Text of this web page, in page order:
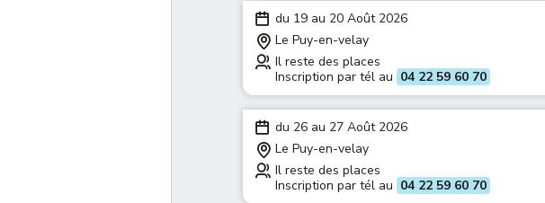
du 19 au 20 Août 2026
Le Puy-en-velay
Il reste des places
Inscription par tél au 04 22 59 60 70
du 26 au 27 Août 2026
Le Puy-en-velay
Il reste des places
Inscription par tél au 04 22 59 60 70